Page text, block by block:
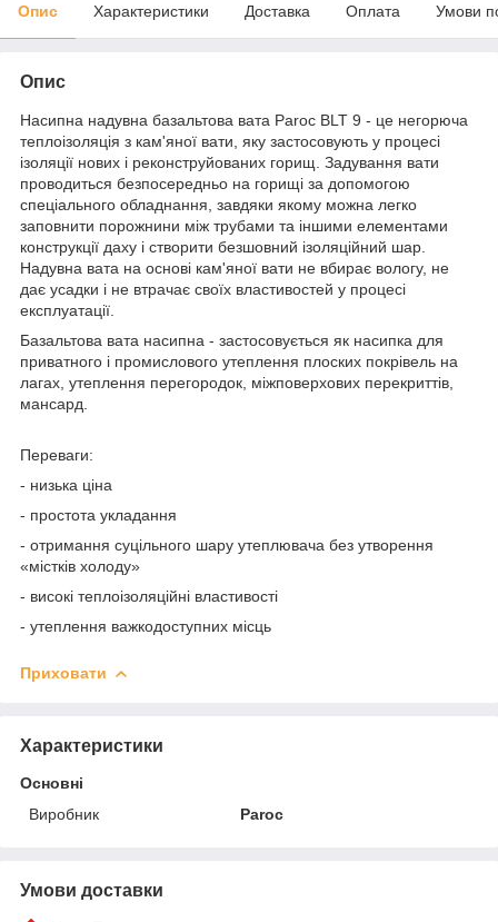
Опис Характеристики Доставка Оплата Умови
Опис
Насипна надувна базальтова вата Paroc BLT 9 - це негорюча
теплоізоляція з кам'яної вати, яку застосовують у процесі
ізоляції нових і реконструйованих горищ. Задування вати
проводиться безпосередньо на горищі за допомогою
спеціального обладнання, завдяки якому можна легко
заповнити порожнини між трубами та іншими елементами
конструкції даху і створити безшовний ізоляційний шар.
Надувна вата на основі кам'яної вати не вбирає вологу, не
дає усадки і не втрачає своїх властивостей у процесі
експлуатації.
Базальтова вата насипна - застосовується як насипка для
приватного і промислового утеплення плоских покрівель на
лагах, утеплення перегородок, міжповерхових перекриттів,
мансард.
Переваги:
- низька ціна
- простота укладання
- отримання суцільного шару утеплювача без утворення
«містків холоду»
- високі теплоізоляційні властивості
- утеплення важкодоступних місць
Приховати
Характеристики
Основні
Виробник
Paroc
Умови доставки